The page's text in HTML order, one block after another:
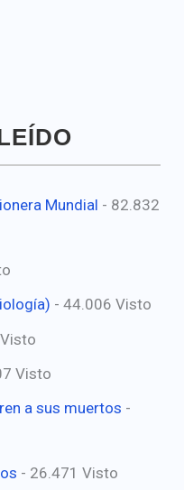
Mundial - 82.832
- 44.006 Visto
Visto
a sus muertos -
- 26.471 Visto